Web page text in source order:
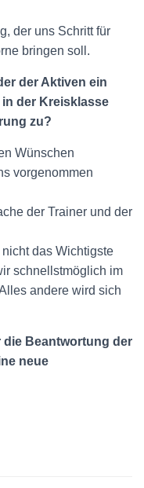
der uns Schritt für
bringen soll.
der Aktiven ein
der Kreisklasse
zu?
Wünschen
vorgenommen
der Trainer und der
das Wichtigste
schnellstmöglich im
andere wird sich
die Beantwortung der
neue